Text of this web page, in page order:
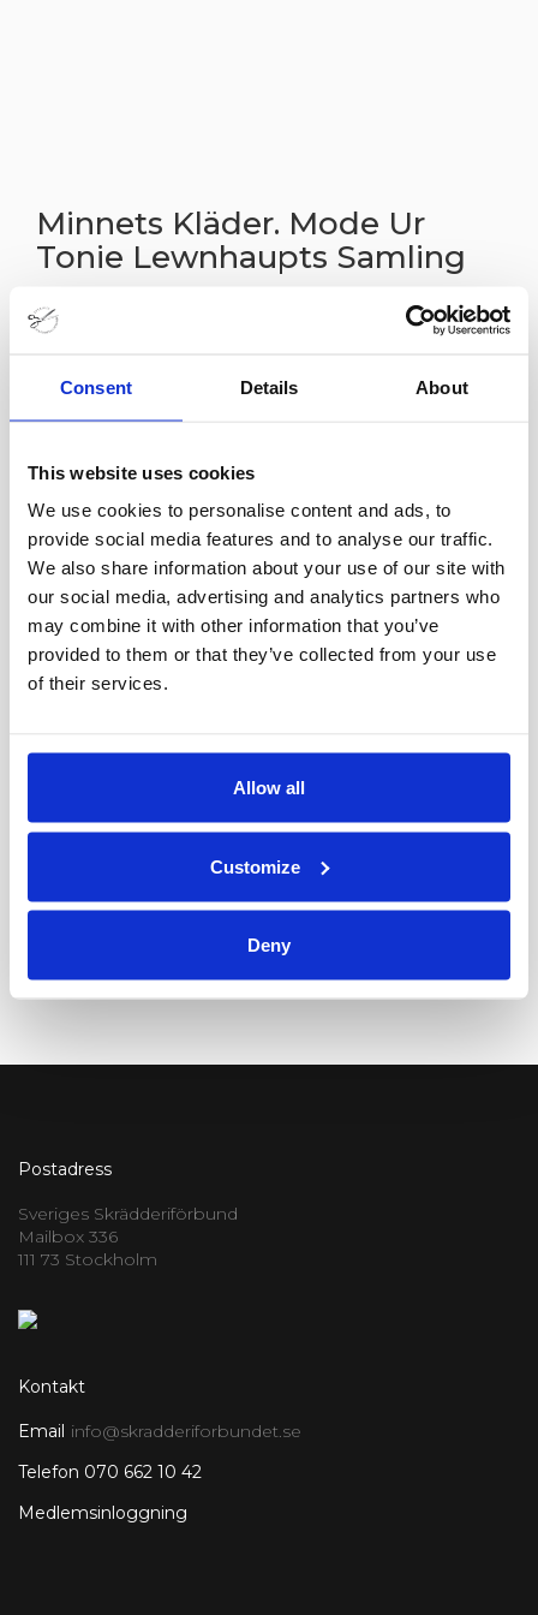
Consent Details About
This website uses cookies
We use cookies to personalise content and ads, to
provide social media features and to analyse our traffic.
We also share information about your use of our site with
our social media, advertising and analytics partners who
may combine it with other information that you’ve
provided to them or that they’ve collected from your use
of their services.
Allow all
Customize
Deny
Minnets Kläder. Mode Ur
Tonie Lewnhaupts Samling
berättar träffsäkert om sin samtid men är också
fantastiska konstverk. Några av modehistoriens
största namn finns representerade bl a Dior, Yves
Saint Laurent, Hubert de Givenchy med flera,
Thielska Galleriet tom 1/10-17. Foto Johanna Wulff
Köpenhamn. Foto Johanna Wulff
Postadress
Sveriges Skrädderiförbund
Mailbox 336
111 73 Stockholm
Kontakt
Email info@skradderiforbundet.se
Telefon 070 662 10 42
Medlemsinloggning